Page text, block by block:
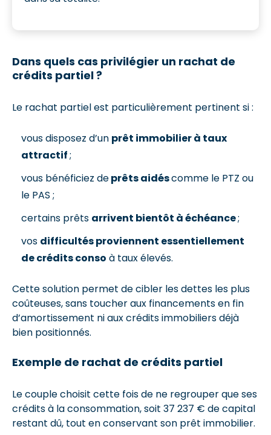
Dans quels cas privilégier un rachat de
crédits partiel ?
Le rachat partiel est particulièrement pertinent si :
vous disposez d’un prêt immobilier à taux
attractif;
vous bénéficiez deprêts aidéscomme le PTZ ou
le PAS ;
certains prêts arrivent bientôt à échéance;
vos difficultés proviennent essentiellement
de crédits conso à taux élevés.
Cette solution permet de cibler les dettes les plus
coûteuses, sans toucher aux financements en fin
d’amortissement ni aux crédits immobiliers déjà
bien positionnés.
Exemple de rachat de crédits partiel
Le couple choisit cette fois de ne regrouper que ses
crédits à la consommation, soit 37 237 € de capital
restant dû, tout en conservant son prêt immobilier.